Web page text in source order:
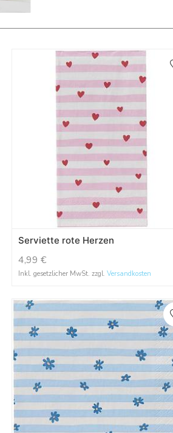
Serviette rote Herzen
4,99 €
Inkl. gesetzlicher MwSt. zzgl.Versandkosten